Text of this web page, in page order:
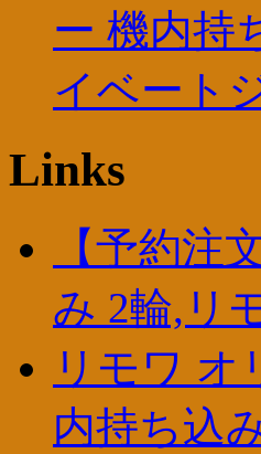
ー 機内持
イベート
Links
【予約注
み 2輪,リ
リモワ オ
内持ち込